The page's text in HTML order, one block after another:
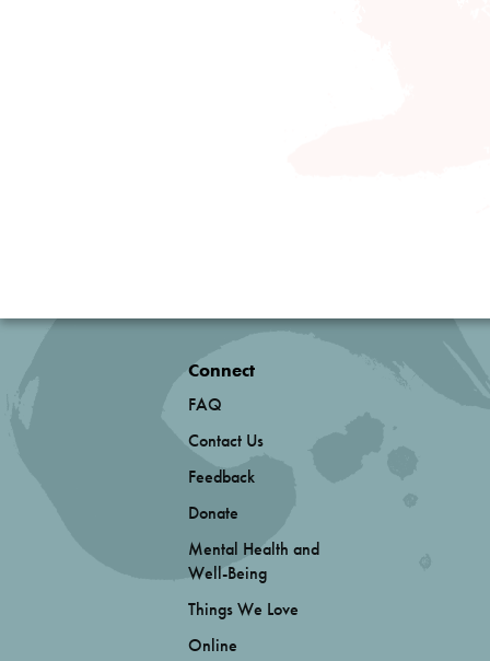
Connect
FAQ
Contact Us
Feedback
Donate
Mental Health and
Well-Being
Things We Love
Online